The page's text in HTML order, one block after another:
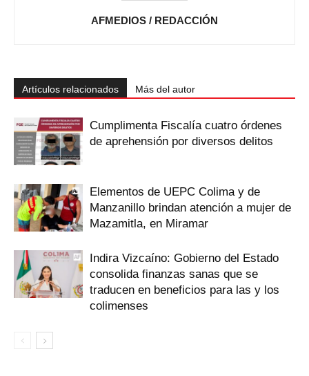
AFMEDIOS / REDACCIÓN
Artículos relacionados Más del autor
Cumplimenta Fiscalía cuatro órdenes
de aprehensión por diversos delitos
Elementos de UEPC Colima y de
Manzanillo brindan atención a mujer de
Mazamitla, en Miramar
Indira Vizcaíno: Gobierno del Estado
consolida finanzas sanas que se
traducen en beneficios para las y los
colimenses